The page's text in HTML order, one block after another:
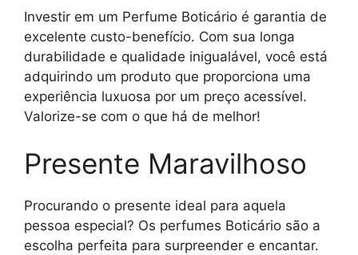
Investir em um Perfume Boticário é garantia de
excelente custo-benefício. Com sua longa
durabilidade e qualidade inigualável, você está
adquirindo um produto que proporciona uma
experiência luxuosa por um preço acessível.
Valorize-se com o que há de melhor!
Presente Maravilhoso
Procurando o presente ideal para aquela
pessoa especial? Os perfumes Boticário são a
escolha perfeita para surpreender e encantar.